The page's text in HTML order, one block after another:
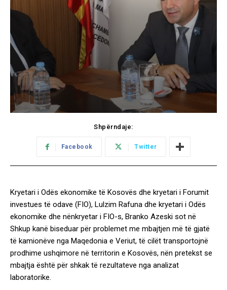
Shpërndaje:
Facebook Twitter
Kryetari i Odës ekonomike të Kosovës dhe kryetari i Forumit
investues të odave (FIO), Lulzim Rafuna dhe kryetari i Odës
ekonomike dhe nënkryetar i FIO-s, Branko Azeski sot në
Shkup kanë biseduar për problemet me mbajtjen më të gjatë
të kamionëve nga Maqedonia e Veriut, të cilët transportojnë
prodhime ushqimore në territorin e Kosovës, nën pretekst se
mbajtja është për shkak të rezultateve nga analizat
laboratorike.